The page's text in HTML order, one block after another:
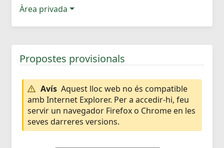
Àrea privada
Propostes provisionals
Avís Aquest lloc web no és compatible
amb Internet Explorer. Per a accedir-hi, feu
servir un navegador Firefox o Chrome en les
seves darreres versions.